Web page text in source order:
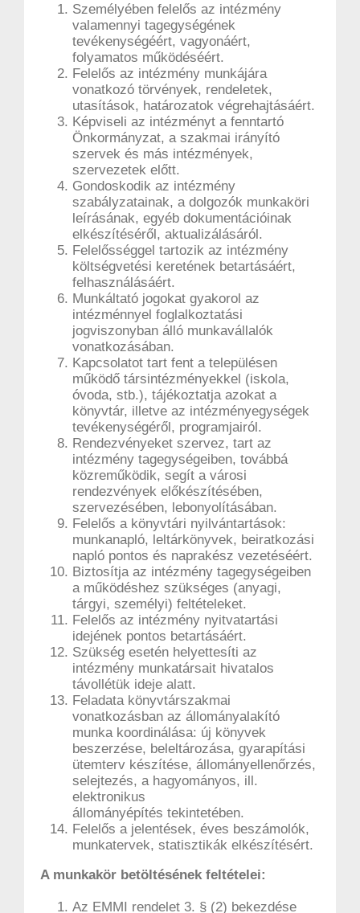
Személyében felelős az intézmény
valamennyi tagegységének
tevékenységéért, vagyonáért,
folyamatos működéséért.
Felelős az intézmény munkájára
vonatkozó törvények, rendeletek,
utasítások, határozatok végrehajtásáért.
Képviseli az intézményt a fenntartó
Önkormányzat, a szakmai irányító
szervek és más intézmények,
szervezetek előtt.
Gondoskodik az intézmény
szabályzatainak, a dolgozók munkaköri
leírásának, egyéb dokumentációinak
elkészítéséről, aktualizálásáról.
Felelősséggel tartozik az intézmény
költségvetési keretének betartásáért,
felhasználásáért.
Munkáltató jogokat gyakorol az
intézménnyel foglalkoztatási
jogviszonyban álló munkavállalók
vonatkozásában.
Kapcsolatot tart fent a településen
működő társintézményekkel (iskola,
óvoda, stb.), tájékoztatja azokat a
könyvtár, illetve az intézményegységek
tevékenységéről, programjairól.
Rendezvényeket szervez, tart az
intézmény tagegységeiben, továbbá
közreműködik, segít a városi
rendezvények előkészítésében,
szervezésében, lebonyolításában.
Felelős a könyvtári nyilvántartások:
munkanapló, leltárkönyvek, beiratkozási
napló pontos és naprakész vezetéséért.
Biztosítja az intézmény tagegységeiben
a működéshez szükséges (anyagi,
tárgyi, személyi) feltételeket.
Felelős az intézmény nyitvatartási
idejének pontos betartásáért.
Szükség esetén helyettesíti az
intézmény munkatársait hivatalos
távollétük ideje alatt.
Feladata könyvtárszakmai
vonatkozásban az állományalakító
munka koordinálása: új könyvek
beszerzése, beleltározása, gyarapítási
ütemterv készítése, állományellenőrzés,
selejtezés, a hagyományos, ill.
elektronikus
állományépítés tekintetében.
Felelős a jelentések, éves beszámolók,
munkatervek, statisztikák elkészítésért.
A munkakör betöltésének feltételei:
Az EMMI rendelet 3. § (2) bekezdése